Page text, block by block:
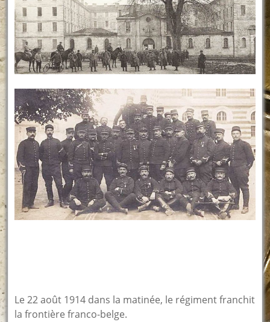
Le 22 août 1914 dans la matinée, le régiment franchit
la frontière franco-belge.